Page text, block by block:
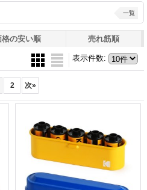
一覧
格の安い順 売れ筋順
表示件数:
2 次»